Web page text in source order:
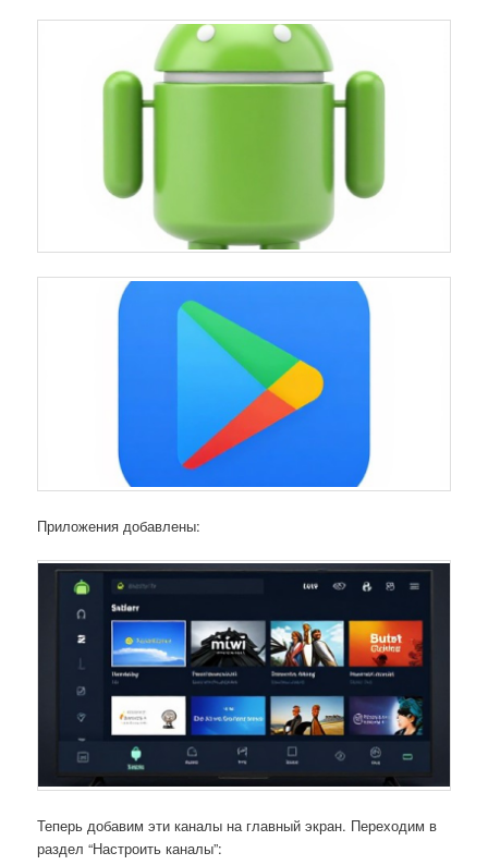
Приложения добавлены:
Теперь добавим эти каналы на главный экран. Переходим в
раздел “Настроить каналы”: